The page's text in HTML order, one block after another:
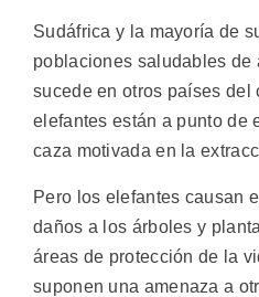
Sudáfrica y la mayoría de
poblaciones saludables de
sucede en otros países del
elefantes están a punto de
caza motivada en la
Pero los elefantes causan
daños a los árboles y
áreas de protección de la
suponen una amenaza a